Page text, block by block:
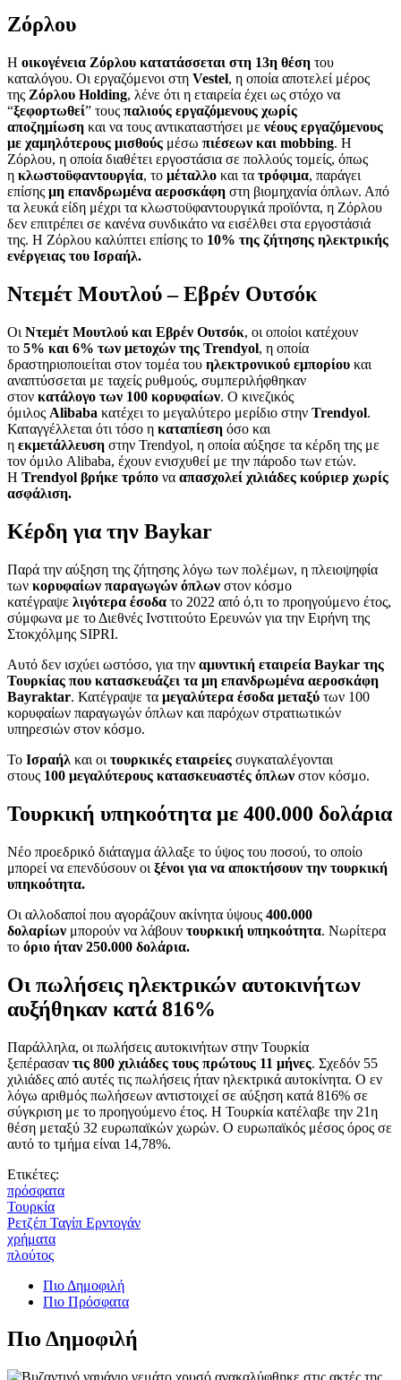
Ζόρλου
Η οικογένεια Ζόρλου κατατάσσεται στη 13η θέση του
καταλόγου. Οι εργαζόμενοι στη Vestel, η οποία αποτελεί μέρος
της Ζόρλου Holding, λένε ότι η εταιρεία έχει ως στόχο να
“ξεφορτωθεί” τους παλιούς εργαζόμενους χωρίς
αποζημίωση και να τους αντικαταστήσει με νέους εργαζόμενους
με χαμηλότερους μισθούς μέσω πιέσεων και mobbing. Η
Ζόρλου, η οποία διαθέτει εργοστάσια σε πολλούς τομείς, όπως
η κλωστοϋφαντουργία, το μέταλλο και τα τρόφιμα, παράγει
επίσης μη επανδρωμένα αεροσκάφη στη βιομηχανία όπλων. Από
τα λευκά είδη μέχρι τα κλωστοϋφαντουργικά προϊόντα, η Ζόρλου
δεν επιτρέπει σε κανένα συνδικάτο να εισέλθει στα εργοστάσιά
της. Η Ζόρλου καλύπτει επίσης το 10% της ζήτησης ηλεκτρικής
ενέργειας του Ισραήλ.
Ντεμέτ Μουτλού – Εβρέν Ουτσόκ
Οι Ντεμέτ Μουτλού και Εβρέν Ουτσόκ, οι οποίοι κατέχουν
το 5% και 6% των μετοχών της Trendyol, η οποία
δραστηριοποιείται στον τομέα του ηλεκτρονικού εμπορίου και
αναπτύσσεται με ταχείς ρυθμούς, συμπεριλήφθηκαν
στον κατάλογο των 100 κορυφαίων. Ο κινεζικός
όμιλος Alibaba κατέχει το μεγαλύτερο μερίδιο στην Trendyol.
Καταγγέλλεται ότι τόσο η καταπίεση όσο και
η εκμετάλλευση στην Trendyol, η οποία αύξησε τα κέρδη της με
τον όμιλο Alibaba, έχουν ενισχυθεί με την πάροδο των ετών.
Η Trendyol βρήκε τρόπο να απασχολεί χιλιάδες κούριερ χωρίς
ασφάλιση.
Κέρδη για την Baykar
Παρά την αύξηση της ζήτησης λόγω των πολέμων, η πλειοψηφία
των κορυφαίων παραγωγών όπλων στον κόσμο
κατέγραψε λιγότερα έσοδα το 2022 από ό,τι το προηγούμενο έτος,
σύμφωνα με το Διεθνές Ινστιτούτο Ερευνών για την Ειρήνη της
Στοκχόλμης SIPRI.
Αυτό δεν ισχύει ωστόσο, για την αμυντική εταιρεία Baykar της
Τουρκίας που κατασκευάζει τα μη επανδρωμένα αεροσκάφη
Bayraktar. Κατέγραψε τα μεγαλύτερα έσοδα μεταξύ των 100
κορυφαίων παραγωγών όπλων και παρόχων στρατιωτικών
υπηρεσιών στον κόσμο.
Το Ισραήλ και οι τουρκικές εταιρείες συγκαταλέγονται
στους 100 μεγαλύτερους κατασκευαστές όπλων στον κόσμο.
Τουρκική υπηκοότητα με 400.000 δολάρια
Νέο προεδρικό διάταγμα άλλαξε το ύψος του ποσού, το οποίο
μπορεί να επενδύσουν οι ξένοι για να αποκτήσουν την τουρκική
υπηκοότητα.
Οι αλλοδαποί που αγοράζουν ακίνητα ύψους 400.000
δολαρίων μπορούν να λάβουν τουρκική υπηκοότητα. Νωρίτερα
το όριο ήταν 250.000 δολάρια.
Οι πωλήσεις ηλεκτρικών αυτοκινήτων
αυξήθηκαν κατά 816%
Παράλληλα, οι πωλήσεις αυτοκινήτων στην Τουρκία
ξεπέρασαν τις 800 χιλιάδες τους πρώτους 11 μήνες. Σχεδόν 55
χιλιάδες από αυτές τις πωλήσεις ήταν ηλεκτρικά αυτοκίνητα. Ο εν
λόγω αριθμός πωλήσεων αντιστοιχεί σε αύξηση κατά 816% σε
σύγκριση με το προηγούμενο έτος. Η Τουρκία κατέλαβε την 21η
θέση μεταξύ 32 ευρωπαϊκών χωρών. Ο ευρωπαϊκός μέσος όρος σε
αυτό το τμήμα είναι 14,78%.
Ετικέτες:
πρόσφατα
Τουρκία
Ρετζέπ Ταγίπ Ερντογάν
χρήματα
πλούτος
Πιο Δημοφιλή
Πιο Πρόσφατα
Πιο Δημοφιλή